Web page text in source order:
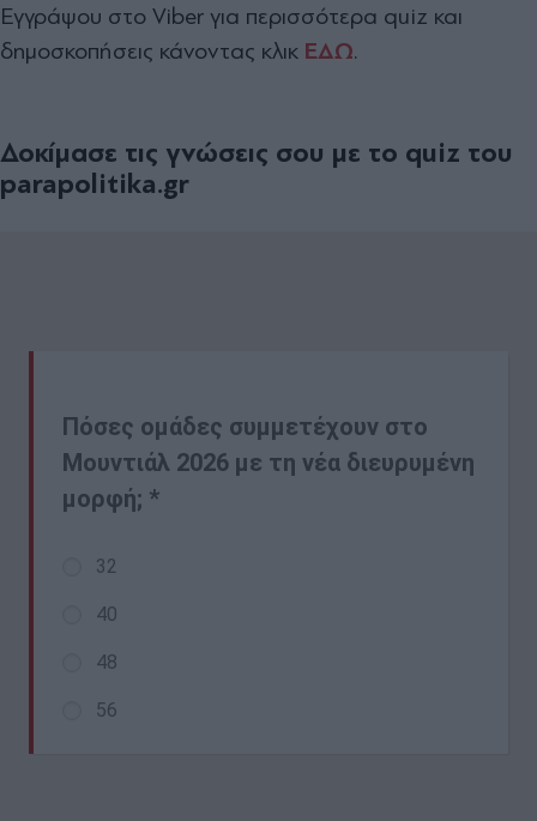
Εγγράψου στο Viber για περισσότερα quiz και
δημοσκοπήσεις κάνοντας κλικ ΕΔΩ.
Δοκίμασε τις γνώσεις σου με το quiz του
parapolitika.gr